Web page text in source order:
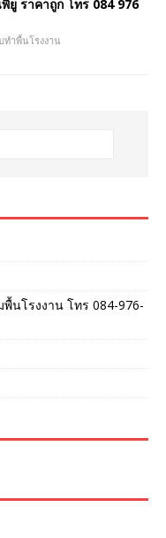
ราคาถูก โทร 084 976
ทำพื้นโรงงาน
นโรงงาน โทร 084-976-